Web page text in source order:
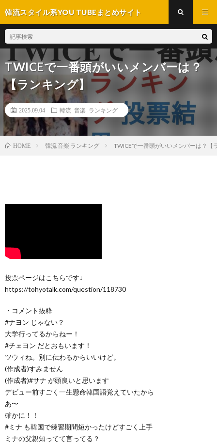
韓流スタイル系YOU TUBEまとめサイト
TWICEで一番頭がいいメンバーは？
【ランキング】
2025.09.04 韓流 音楽 ランキング
HOME 韓流 音楽 ランキング TWICEで一番頭がいいメンバーは？【
投票ページはこちらです↓
https://tohyotalk.com/question/118730
・コメント抜粋
#ナヨン じゃない？
大学行ってるからねー！
#チェヨン だとおもいます！
ツウィね。別に伝わるからいいけど。
(作成者)すみません
(作成者)#サナ が頭良いと思います
デビュー前すごく一生懸命韓国語覚えていたから
あ〜
確かに！！
#ミナ も韓国で練習期間短かったけどすごく上手
ミナの父親知ってて言ってる？